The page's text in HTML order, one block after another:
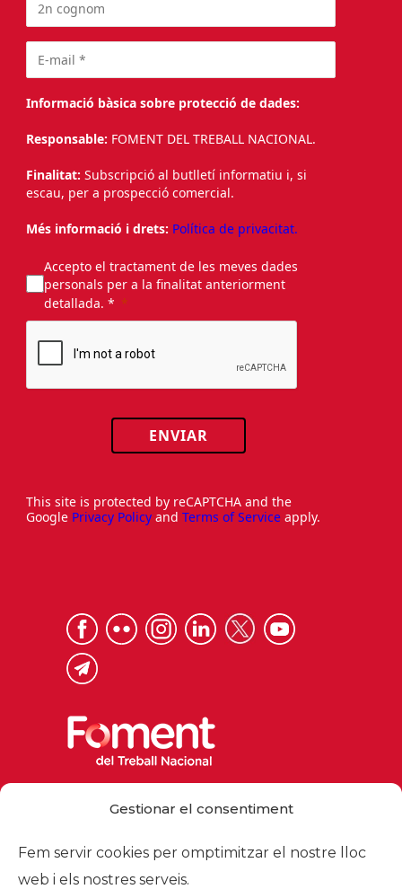
Gestionar el consentiment
Fem servir cookies per omptimitzar el nostre lloc
web i els nostres serveis.
Informació bàsica sobre protecció de dades:
Responsable: FOMENT DEL TREBALL NACIONAL.
Finalitat: Subscripció al butlletí informatiu i, si
escau, per a prospecció comercial.
Més informació i drets: Política de privacitat.
Accepto el tractament de les meves dades
personals per a la finalitat anteriorment
detallada. *
ENVIAR
This site is protected by reCAPTCHA and the
Google Privacy Policy and Terms of Service apply.
foment@foment.com